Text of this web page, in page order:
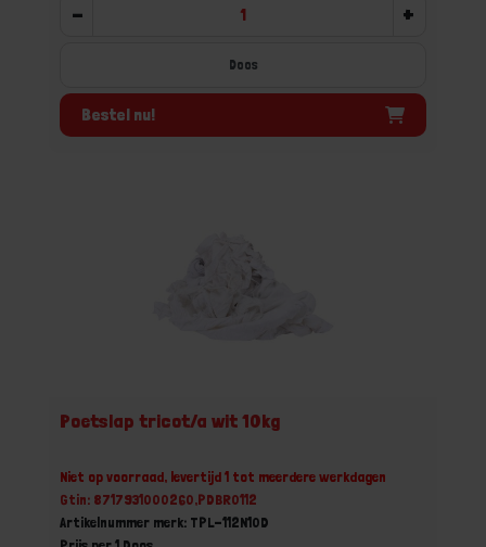
- +
Doos
Bestel nu!
Poetslap tricot/a wit 10kg
Niet op voorraad, levertijd 1 tot meerdere werkdagen
Gtin: 8717931000260,PDBR0112
Artikelnummer merk: TPL-112N10D